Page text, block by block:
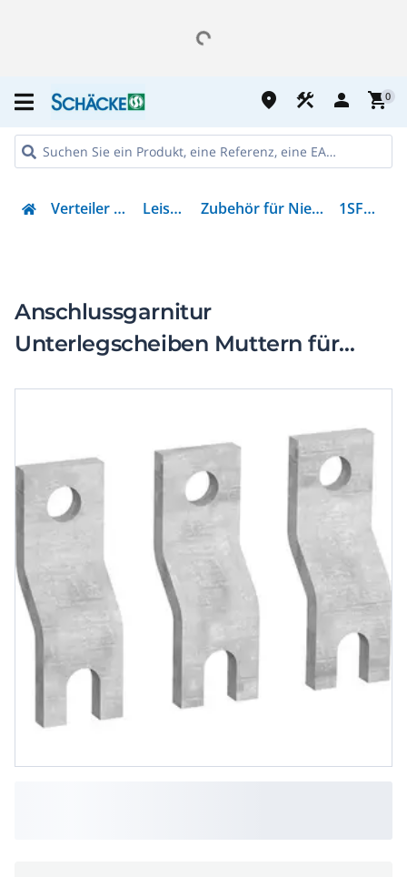
place construction person shopping_cart0
Verteiler & Energieverteilung Leistungsschalter Zubehör für Niederspannungs-Schalttechnik 1SFN075411R1000
Anschlussgarnitur
Unterlegscheiben Muttern für